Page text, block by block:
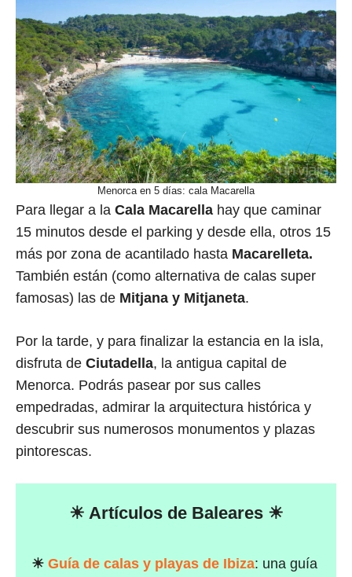
Menorca en 5 días: cala Macarella
Para llegar a la Cala Macarella hay que caminar
15 minutos desde el parking y desde ella, otros 15
más por zona de acantilado hasta Macarelleta.
También están (como alternativa de calas super
famosas) las de Mitjana y Mitjaneta.
Por la tarde, y para finalizar la estancia en la isla,
disfruta de Ciutadella, la antigua capital de
Menorca. Podrás pasear por sus calles
empedradas, admirar la arquitectura histórica y
descubrir sus numerosos monumentos y plazas
pintorescas.
☀ Artículos de Baleares ☀
☀ Guía de calas y playas de Ibiza: una guía